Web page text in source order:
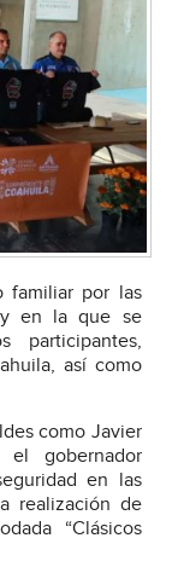
familiar por las
y en la que se
participantes,
así como
como Javier
el gobernador
en las
realización de
“Clásicos